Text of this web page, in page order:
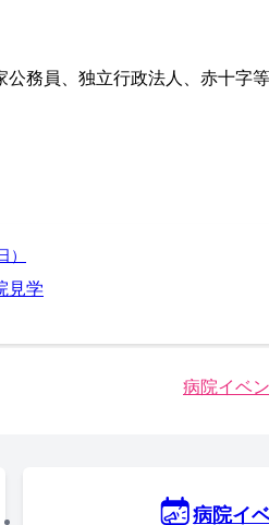
務員、独立行政法人、赤十字等
見学
病院イベ
病院イ